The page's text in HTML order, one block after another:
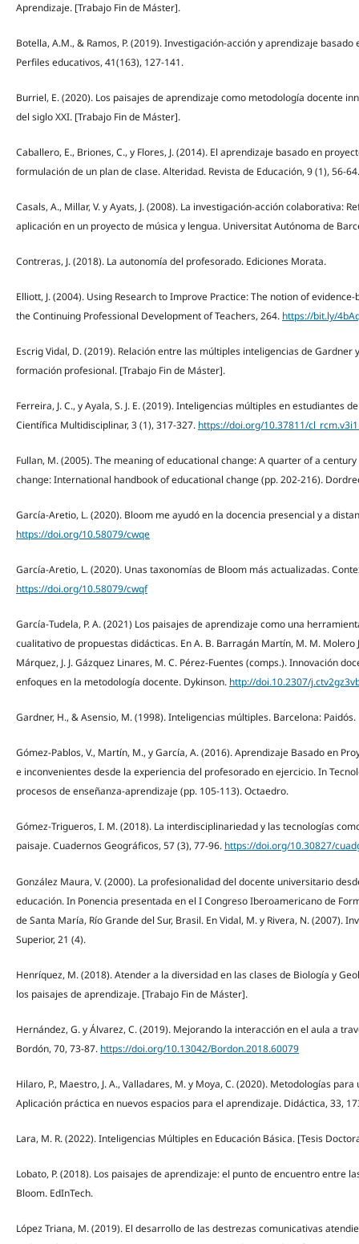
Aprendizaje. [Trabajo Fin de Máster].
Botella, A.M., & Ramos, P. (2019). Investigación-acción y aprendizaje
Perfiles educativos, 41(163), 127-141.
Burriel, E. (2020). Los paisajes de aprendizaje como metodología docente
del siglo XXI. [Trabajo Fin de Máster].
Caballero, E., Briones, C., y Flores, J. (2014). El aprendizaje basado en
formulación de un plan de clase. Alteridad. Revista de Educación, 9 (1), 56-
Casals, A., Millar, V. y Ayats, J. (2008). La investigación-acción colaborativa:
aplicación en un proyecto de música y lengua. Universitat Autónoma de
Contreras, J. (2018). La autonomía del profesorado. Ediciones Morata.
Elliott, J. (2004). Using Research to Improve Practice: The notion of
the Continuing Professional Development of Teachers, 264. https://bit.ly/
Escrig Vidal, D. (2019). Relación entre las múltiples inteligencias de
formación profesional. [Trabajo Fin de Máster].
Ferreira, J. C., y Ayala, S. J. E. (2019). Inteligencias múltiples en estudiantes
Científica Multidisciplinar, 3 (1), 317-327. https://doi.org/10.37811/
Fullan, M. (2005). The meaning of educational change: A quarter of a
change: International handbook of educational change (pp. 202-216).
García-Aretio, L. (2020). Bloom me ayudó en la docencia presencial y a
https://doi.org/10.58079/cwqe
García-Aretio, L. (2020). Unas taxonomías de Bloom más actualizadas.
https://doi.org/10.58079/cwqf
García-Tudela, P. A. (2021) Los paisajes de aprendizaje como una
cualitativo de propuestas didácticas. En A. B. Barragán Martín, M. M.
Márquez, J. J. Gázquez Linares, M. C. Pérez-Fuentes (comps.). Innovación
enfoques en la metodología docente. Dykinson. http://doi.10.2307/
Gardner, H., & Asensio, M. (1998). Inteligencias múltiples. Barcelona: Paidós.
Gómez-Pablos, V., Martín, M., y García, A. (2016). Aprendizaje Basado en
e inconvenientes desde la experiencia del profesorado en ejercicio. In
procesos de enseñanza-aprendizaje (pp. 105-113). Octaedro.
Gómez-Trigueros, I. M. (2018). La interdisciplinariedad y las tecnologías
paisaje. Cuadernos Geográficos, 57 (3), 77-96. https://doi.org/10.30827/
González Maura, V. (2000). La profesionalidad del docente universitario
educación. In Ponencia presentada en el I Congreso Iberoamericano de
de Santa María, Río Grande del Sur, Brasil. En Vidal, M. y Rivera, N. (2007).
Superior, 21 (4).
Henríquez, M. (2018). Atender a la diversidad en las clases de Biología y
los paisajes de aprendizaje. [Trabajo Fin de Máster].
Hernández, G. y Álvarez, C. (2019). Mejorando la interacción en el aula a
Bordón, 70, 73-87. https://doi.org/10.13042/Bordon.2018.60079
Hilaro, P., Maestro, J. A., Valladares, M. y Moya, C. (2020). Metodologías
Aplicación práctica en nuevos espacios para el aprendizaje. Didáctica, 33,
Lara, M. R. (2022). Inteligencias Múltiples en Educación Básica. [Tesis
Lobato, P. (2018). Los paisajes de aprendizaje: el punto de encuentro entre
Bloom. EdInTech.
López Triana, M. (2019). El desarrollo de las destrezas comunicativas